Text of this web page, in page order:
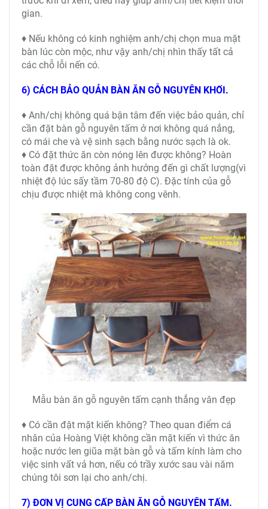
gian.
♦ Nếu không có kinh nghiệm anh/chị chọn mua mặt
bàn lúc còn mộc, như vậy anh/chị nhìn thấy tất cả
các chỗ lỗi nến có.
6) CÁCH BẢO QUẢN BÀN ĂN GỖ NGUYÊN KHỐI.
♦ Anh/chị không quá bận tâm đến việc bảo quản, chỉ
cần đặt bàn gỗ nguyên tấm ở nơi không quá nắng,
có mái che và vệ sinh sạch bằng nước sạch là ok.
♦ Có đặt thức ăn còn nóng lên được không? Hoàn
toàn đặt được không ảnh hưởng đến gì chất lượng(vì
nhiệt độ lúc sấy tầm 70-80 độ C). Đặc tính của gỗ
chịu được nhiệt mà không cong vênh.
Mẫu bàn ăn gỗ nguyên tấm cạnh thẳng vân đẹp
♦ Có cần đặt mặt kiến không? Theo quan điểm cá
nhân của Hoàng Việt không cần mặt kiến vì thức ăn
hoặc nước len giũa mặt bàn gỗ và tấm kính làm cho
việc sinh vất vả hơn, nếu có trầy xước sau vài năm
chúng tôi sơn lại cho anh/chị.
7) ĐƠN VỊ CUNG CẤP BÀN ĂN GỖ NGUYÊN TẤM.